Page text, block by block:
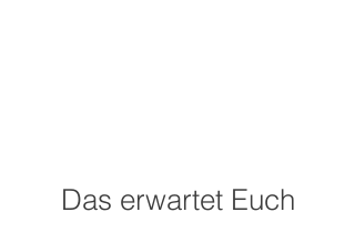
Das erwartet Euch